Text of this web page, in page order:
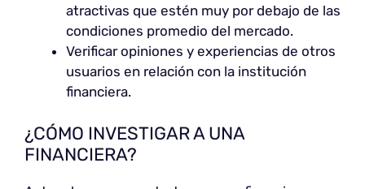
atractivas que estén muy por debajo de las
condiciones promedio del mercado.
Verificar opiniones y experiencias de otros
usuarios en relación con la institución
financiera.
¿CÓMO INVESTIGAR A UNA
FINANCIERA?